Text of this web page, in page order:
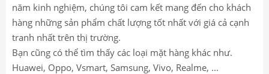
năm kinh nghiệm, chúng tôi cam kết mang đến cho khách
hàng những sản phẩm chất lượng tốt nhất với giá cả cạnh
tranh nhất trên thị trường.
Bạn cũng có thể tìm thấy các loại mặt hàng khác như.
Huawei, Oppo, Vsmart, Samsung, Vivo, Realme, ...